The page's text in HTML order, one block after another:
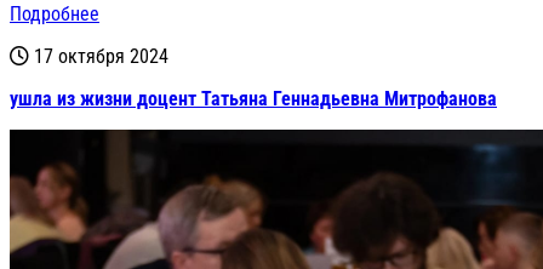
Подробнее
17 октября 2024
ушла из жизни доцент Татьяна Геннадьевна Митрофанова